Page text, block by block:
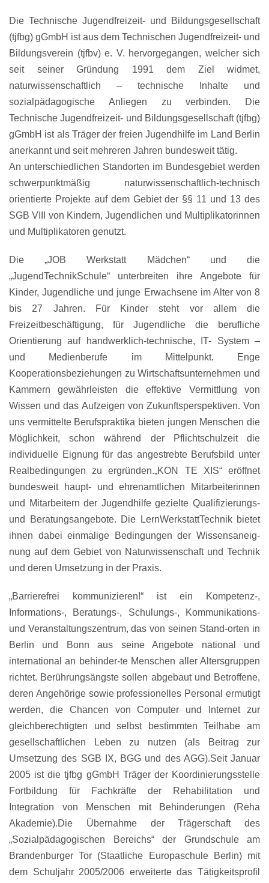
Die Technische Jugendfreizeit- und Bildungsgesellschaft
(tjfbg) gGmbH ist aus dem Technischen Jugendfreizeit- und
Bildungsverein (tjfbv) e. V. hervorgegangen, welcher sich
seit seiner Gründung 1991 dem Ziel widmet,
naturwissenschaftlich – technische Inhalte und
sozialpädagogische Anliegen zu verbinden. Die
Technische Jugendfreizeit- und Bildungsgesellschaft (tjfbg)
gGmbH ist als Träger der freien Jugendhilfe im Land Berlin
anerkannt und seit mehreren Jahren bundesweit tätig.
An unterschiedlichen Standorten im Bundesgebiet werden
schwerpunktmäßig naturwissenschaftlich-technisch
orientierte Projekte auf dem Gebiet der §§ 11 und 13 des
SGB VIII von Kindern, Jugendlichen und Multiplikatorinnen
und Multiplikatoren genutzt.
Die „JOB Werkstatt Mädchen“ und die
„JugendTechnikSchule“ unterbreiten ihre Angebote für
Kinder, Jugendliche und junge Erwachsene im Alter von 8
bis 27 Jahren. Für Kinder steht vor allem die
Freizeitbeschäftigung, für Jugendliche die berufliche
Orientierung auf handwerklich-technische, IT- System –
und Medienberufe im Mittelpunkt. Enge
Kooperationsbeziehungen zu Wirtschaftsunternehmen und
Kammern gewährleisten die effektive Vermittlung von
Wissen und das Aufzeigen von Zukunftsperspektiven. Von
uns vermittelte Berufspraktika bieten jungen Menschen die
Möglichkeit, schon während der Pflichtschulzeit die
individuelle Eignung für das angestrebte Berufsbild unter
Realbedingungen zu ergründen.„KON TE XIS“ eröffnet
bundesweit haupt- und ehrenamtlichen Mitarbeiterinnen
und Mitarbeitern der Jugendhilfe gezielte Qualifizierungs-
und Beratungsangebote. Die LernWerkstattTechnik bietet
ihnen dabei einmalige Bedingungen der Wissensaneig-
nung auf dem Gebiet von Naturwissenschaft und Technik
und deren Umsetzung in der Praxis.
„Barrierefrei kommunizieren!“ ist ein Kompetenz-,
Informations-, Beratungs-, Schulungs-, Kommunikations-
und Veranstaltungszentrum, das von seinen Stand-orten in
Berlin und Bonn aus seine Angebote national und
international an behinder-te Menschen aller Altersgruppen
richtet. Berührungsängste sollen abgebaut und Betroffene,
deren Angehörige sowie professionelles Personal ermutigt
werden, die Chancen von Computer und Internet zur
gleichberechtigten und selbst bestimmten Teilhabe am
gesellschaftlichen Leben zu nutzen (als Beitrag zur
Umsetzung des SGB IX, BGG und des AGG).Seit Januar
2005 ist die tjfbg gGmbH Träger der Koordinierungsstelle
Fortbildung für Fachkräfte der Rehabilitation und
Integration von Menschen mit Behinderungen (Reha
Akademie).Die Übernahme der Trägerschaft des
„Sozialpädagogischen Bereichs“ der Grundschule am
Brandenburger Tor (Staatliche Europaschule Berlin) mit
dem Schuljahr 2005/2006 erweiterte das Tätigkeitsprofil